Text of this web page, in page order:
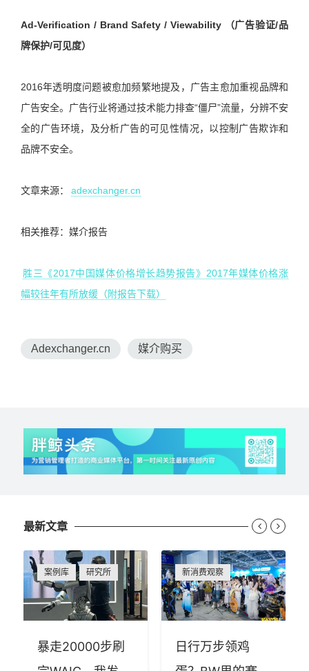
Ad-Verification / Brand Safety / Viewability （广告验证/品
牌保护/可见度）
2016年透明度问题被愈加频繁地提及，广告主愈加重视品牌和
广告安全。广告行业将通过技术能力排查“僵尸”流量，分辨不安
全的广告环境，及分析广告的可见性情况，以控制广告欺诈和
品牌不安全。
文章来源： adexchanger.cn
相关推荐：媒介报告
胜三《2017中国媒体价格增长趋势报告》2017年媒体价格涨
幅较往年有所放缓（附报告下载）
Adexchanger.cn 媒介购买
最新文章
案例库 研究所
暴走20000步刷
新消费观察
日行万步领鸡
 